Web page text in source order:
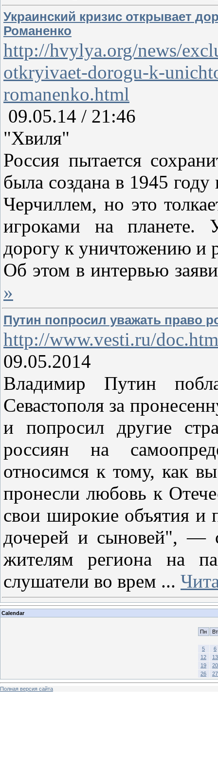
Украинский кризис открывает
Романенко
http://hvylya.org/news/
otkryivaet-dorogu-k-
romanenko.html
09.05.14 / 21:46
"Хвиля"
Россия пытается
была создана в 1945
Черчиллем, но это
игроками на планете.
дорогу к уничтожению и
Об этом в интервью
»
Путин попросил уважать право
http://www.vesti.ru/
09.05.2014
Владимир Путин
Севастополя за
и попросил другие
россиян на
относимся к тому, как
пронесли любовь к
свои широкие объятия и
дочерей и сыновей", —
жителям региона на
слушатели во врем ...
Calendar
Пн Вт
5
6
12
13
19
20
26
27
Полная версия сайта